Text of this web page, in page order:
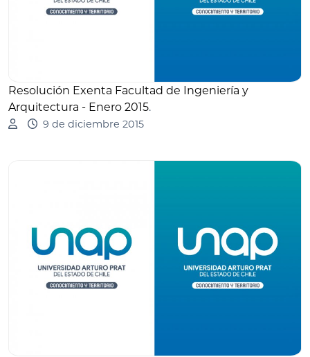
Resolución Exenta Facultad de Ingeniería y
Arquitectura - Enero 2015.
9 de diciembre 2015